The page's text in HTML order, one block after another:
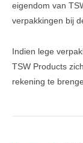
eigendom van
verpakkingen bij
Indien lege
TSW Products
rekening te